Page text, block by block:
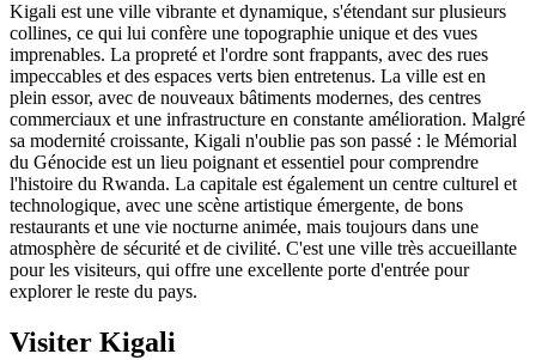
Kigali est une ville vibrante et dynamique, s'étendant sur plusieurs
collines, ce qui lui confère une topographie unique et des vues
imprenables. La propreté et l'ordre sont frappants, avec des rues
impeccables et des espaces verts bien entretenus. La ville est en
plein essor, avec de nouveaux bâtiments modernes, des centres
commerciaux et une infrastructure en constante amélioration. Malgré
sa modernité croissante, Kigali n'oublie pas son passé : le Mémorial
du Génocide est un lieu poignant et essentiel pour comprendre
l'histoire du Rwanda. La capitale est également un centre culturel et
technologique, avec une scène artistique émergente, de bons
restaurants et une vie nocturne animée, mais toujours dans une
atmosphère de sécurité et de civilité. C'est une ville très accueillante
pour les visiteurs, qui offre une excellente porte d'entrée pour
explorer le reste du pays.
Visiter Kigali